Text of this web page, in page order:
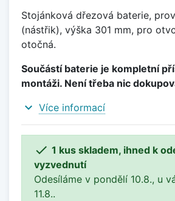
Stojánková dřezová baterie,
(nástřik), výška 301 mm, pro
otočná.
Součástí baterie je kompletní
montáži. Není třeba nic
expand_more Více informací
 1 kus skladem, ihned k
vyzvednutí
Odesíláme v pondělí 10.8., u
11.8..